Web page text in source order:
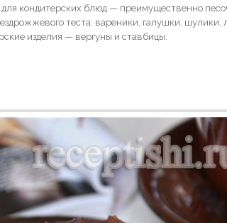
для кондитерских блюд — преимущественно
теста: вареники, галушки, шулики,
изделия — вергуны и ставбицы.